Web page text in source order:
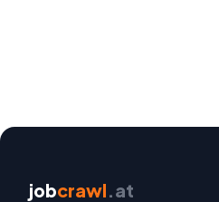
jobcrawl.at